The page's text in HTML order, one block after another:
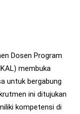
Dosen Program
membuka
untuk bergabung
ini ditujukan
kompetensi di